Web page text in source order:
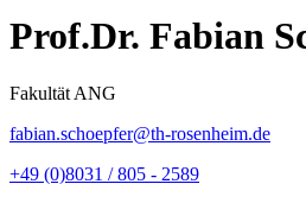
Prof.Dr. Fabian
Fakultät ANG
fabian.schoepfer@th-rosenheim.de
+49 (0)8031 / 805 - 2589